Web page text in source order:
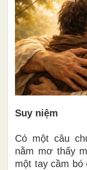
Suy niệm
Có một câu
nằm mơ thấy
một tay cầm bó